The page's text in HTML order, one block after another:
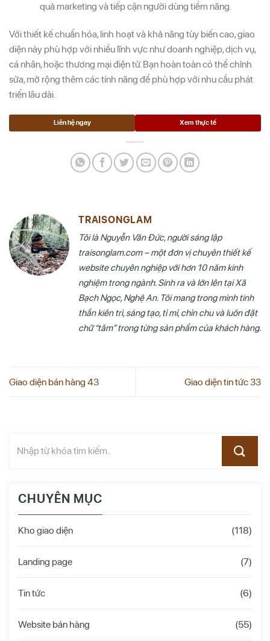
quả marketing và tiếp cận người dùng tiềm năng.
Với thiết kế chuẩn hóa, linh hoạt và khả năng tùy biến cao, giao
diện này phù hợp với nhiều lĩnh vực như doanh nghiệp, dịch vụ,
cá nhân, hoặc thương mại điện tử. Bạn hoàn toàn có thể chỉnh
sửa, mở rộng thêm các tính năng để phù hợp với nhu cầu phát
triển lâu dài.
Liên hệ ngay Xem thực tế
TRAISONGLAM
Tôi là Nguyễn Văn Đức, người sáng lập
traisonglam.com – một đơn vị chuyên thiết kế
website chuyên nghiệp với hơn 10 năm kinh
nghiệm trong ngành. Sinh ra và lớn lên tại Xã
Bạch Ngọc, Nghệ An. Tôi mang trong mình tinh
thần kiên trì, sáng tạo, tỉ mỉ, chỉn chu và luôn đặt
chữ “tâm” trong từng sản phẩm của khách hàng.
Giao diện bán hàng 43 Giao diện tin tức 33
CHUYÊN MỤC
Kho giao diện (118)
Landing page (7)
Tin tức (6)
Website bán hàng (55)